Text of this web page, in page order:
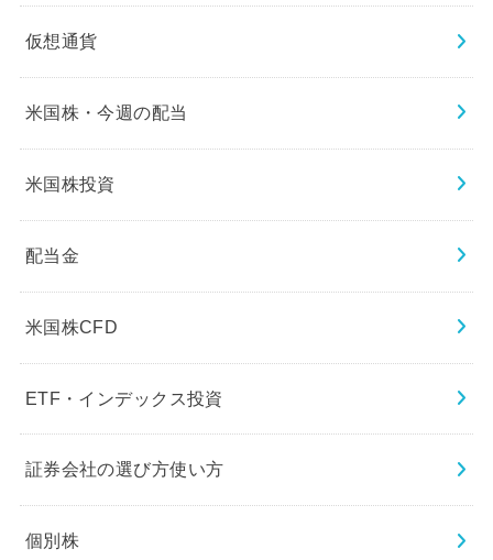
仮想通貨
米国株・今週の配当
米国株投資
配当金
米国株CFD
ETF・インデックス投資
証券会社の選び方使い方
個別株